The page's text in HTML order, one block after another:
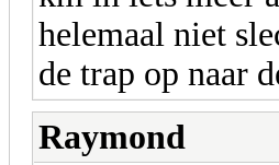
helemaal niet
de trap op naar
Raymond